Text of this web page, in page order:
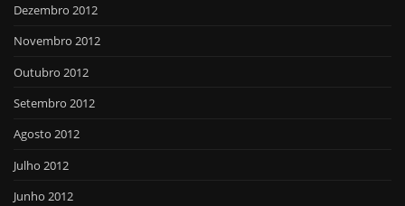
Dezembro 2012
Novembro 2012
Outubro 2012
Setembro 2012
Agosto 2012
Julho 2012
Junho 2012